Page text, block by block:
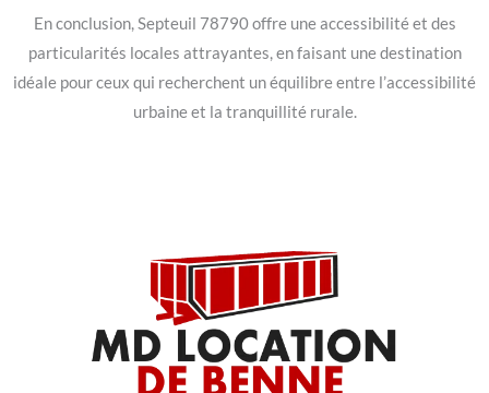
En conclusion, Septeuil 78790 offre une accessibilité et des
particularités locales attrayantes, en faisant une destination
idéale pour ceux qui recherchent un équilibre entre l’accessibilité
urbaine et la tranquillité rurale.